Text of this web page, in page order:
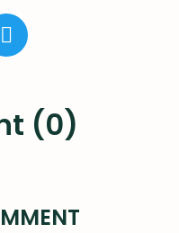
(0)